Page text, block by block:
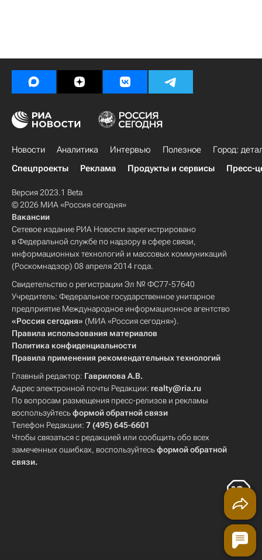
Новости Аналитика Интервью Полезное
Город:
Спецпроекты
Реклама Продукты и сервисы Пресс-
Версия 2023.1 Beta
© 2026 МИА «Россия сегодня»
Вакансии
Сетевое издание РИА Новости зарегистрировано
в Федеральной службе по надзору в сфере связи,
информационных технологий и массовых коммуникаций
(Роскомнадзор) 08 апреля 2014 года.
Свидетельство о регистрации Эл № ФС77-57640
Учредитель: Федеральное государственное унитарное
предприятие Международное информационное агентство
«Россия сегодня» (МИА «Россия сегодня»).
Правила использования материалов
Политика конфиденциальности
Правила применения рекомендательных технологий
Главный редактор: Гаврилова А.В.
Адрес электронной почты Редакции: realty@ria.ru
По вопросам размещения пресс-релизов и рекламы
воспользуйтесьформой обратной связи
Телефон Редакции: 7 (495) 645-6601
Чтобы связаться с редакцией или сообщить обо всех
замеченных ошибках, воспользуйтесьформой обратной
связи.